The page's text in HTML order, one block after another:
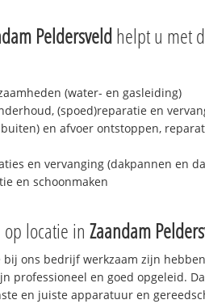
Peldersveldhelpt u met
(water- en gasleiding)
(spoed)reparatie en
en afvoer ontstoppen,
en vervanging (dakpannen en
en schoonmaken
locatie in Zaandam
ons bedrijf werkzaam zijn
professioneel en goed opgeleid.
en juiste apparatuur en